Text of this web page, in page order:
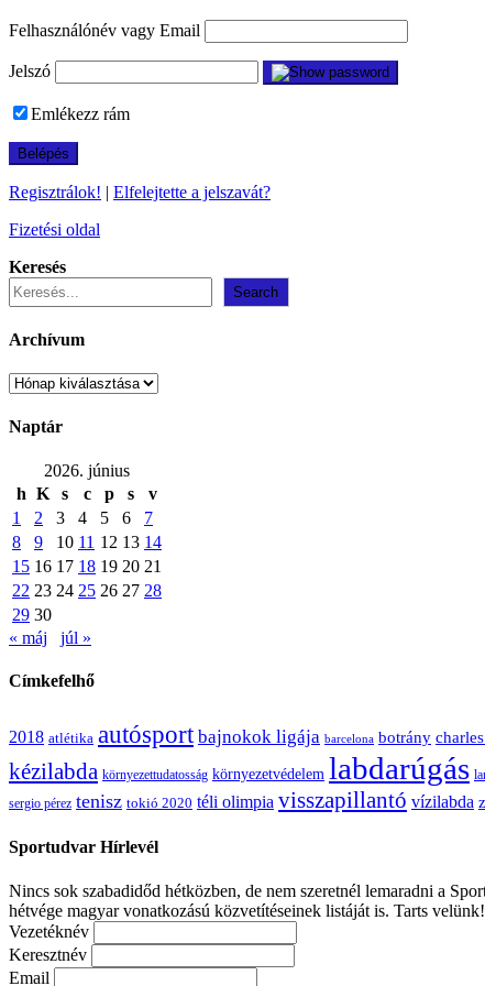
Felhasználónév vagy Email
Jelszó
Emlékezz rám
Regisztrálok! | Elfelejtette a jelszavát?
Fizetési oldal
Keresés
Search
Archívum
Archívum
Naptár
2026. június
h K s c p s
v
1
2 3 4 5 6
7
8
9 10 11 12 13 14
15 16 17 18 19 20 21
22 23 24 25 26 27 28
29 30
« máj
júl »
Címkefelhő
2018 atlétika autósport bajnokok ligája barcelona botrány
kézilabda környezettudatosság környezetvédelem labdarúgás
sergio pérez tenisz tokió 2020 téli olimpia visszapillantó vízilabda
Sportudvar Hírlevél
Nincs sok szabadidőd hétközben, de nem szeretnél lemaradni a
hétvége magyar vonatkozású közvetítéseinek listáját is. Tarts velünk!
Vezetéknév
Keresztnév
Email